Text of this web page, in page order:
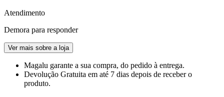
Atendimento
Demora para responder
Ver mais sobre a loja
Magalu garante a sua compra, do pedido à entrega.
Devolução Gratuita em até 7 dias depois de receber o
produto.